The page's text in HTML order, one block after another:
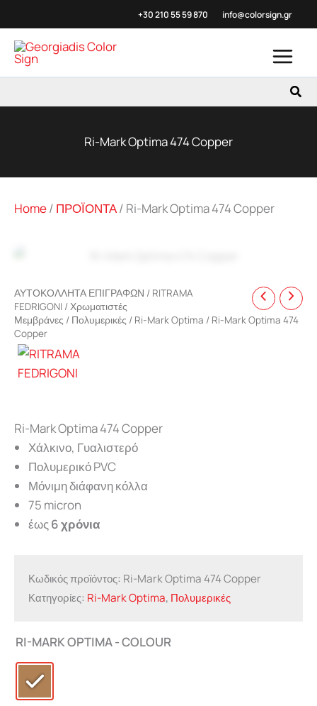
στο
περιεχόμενο
+30 210 55 59870 info@colorsign.gr
Ri-Mark Optima 474 Copper
Home/ ΠΡΟΪΟΝΤΑ/ Ri-Mark Optima 474 Copper
ΑΥΤΟΚΟΛΛΗΤΑ ΕΠΙΓΡΑΦΩΝ / RITRAMA
FEDRIGONI /Χρωματιστές
Μεμβράνες / Πολυμερικές / Ri-Mark Optima / Ri-Mark Optima 474
Copper
Ri-Mark Optima 474 Copper
Χάλκινο, Γυαλιστερό
Πολυμερικό PVC
Μόνιμη διάφανη κόλλα
75 micron
έως 6 χρόνια
Κωδικός προϊόντος: Ri-Mark Optima 474 Copper
Κατηγορίες: Ri-Mark Optima, Πολυμερικές
RI-MARK OPTIMA - COLOUR